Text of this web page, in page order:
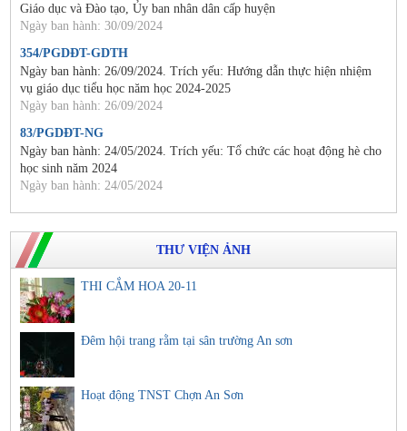
Giáo dục và Đào tạo, Ủy ban nhân dân cấp huyện
Ngày ban hành: 30/09/2024
354/PGDĐT-GDTH
Ngày ban hành: 26/09/2024. Trích yếu: Hướng dẫn thực hiện nhiệm
vụ giáo dục tiểu học năm học 2024-2025
Ngày ban hành: 26/09/2024
83/PGDĐT-NG
Ngày ban hành: 24/05/2024. Trích yếu: Tổ chức các hoạt động hè cho
học sinh năm 2024
Ngày ban hành: 24/05/2024
THƯ VIỆN ẢNH
THI CẮM HOA 20-11
Đêm hội trang rằm tại sân trường An sơn
Hoạt động TNST Chợn An Sơn